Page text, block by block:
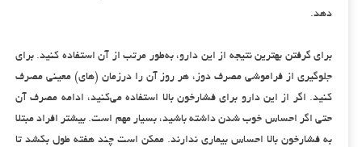
دهد.
برای گرفتن بهترین نتیجه از این دارو، به‌طور مرتب از آن استفاده کنید. برای
جلوگیری از فراموشی مصرف دوز، هر روز آن را درزمان (های) معینی مصرف
کنید. اگر از این دارو برای فشارخون بالا استفاده می‌کنید، ادامه مصرف آن
حتی اگر احساس خوب شدن داشته باشید، بسیار مهم است. بیشتر افراد مبتلا
به فشارخون بالا احساس بیماری ندارند. ممکن است چند هفته طول بکشد تا